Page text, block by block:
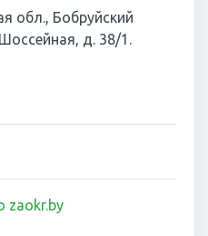
обл., Бобруйский
д. 38/1.
zaokr.by